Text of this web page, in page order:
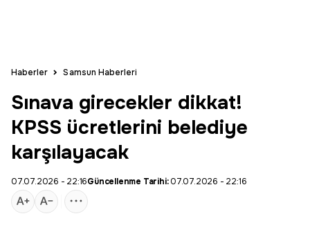
Haberler Samsun Haberleri
Sınava girecekler dikkat!
KPSS ücretlerini belediye
karşılayacak
07.07.2026 - 22:16Güncellenme Tarihi:07.07.2026 - 22:16